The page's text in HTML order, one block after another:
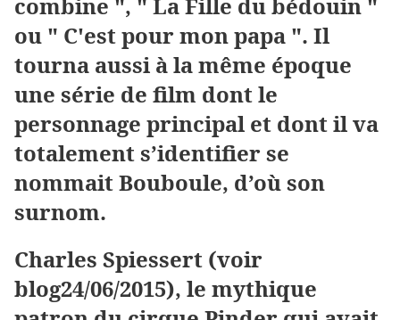
combine ", " La Fille du bédouin "
ou " C'est pour mon papa ". Il
tourna aussi à la même époque
une série de film dont le
personnage principal et dont il va
totalement s’identifier se
nommait Bouboule, d’où son
surnom.
Charles Spiessert (voir
blog24/06/2015), le mythique